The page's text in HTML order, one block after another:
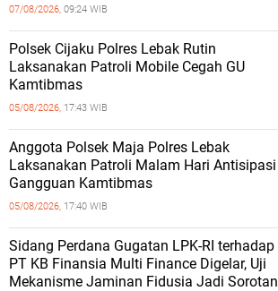
07/08/2026, 09:24 WIB
Polsek Cijaku Polres Lebak Rutin
Laksanakan Patroli Mobile Cegah GU
Kamtibmas
05/08/2026, 17:43 WIB
Anggota Polsek Maja Polres Lebak
Laksanakan Patroli Malam Hari Antisipasi
Gangguan Kamtibmas
05/08/2026, 17:40 WIB
Sidang Perdana Gugatan LPK-RI terhadap
PT KB Finansia Multi Finance Digelar, Uji
Mekanisme Jaminan Fidusia Jadi Sorotan